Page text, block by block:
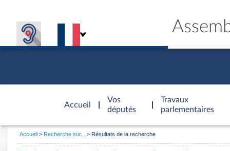
Accueil
d'accueil
Vos
députés
Travaux
parlementaires
Général
Vous
Accueil Recherche sur... Résultats de la recherche